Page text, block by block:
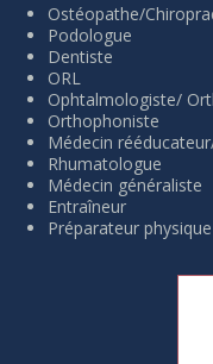
Ostéopathe/
Podologue
Dentiste
ORL
Ophtalmologiste/
Orthophoniste
Médecin
Rhumatologue
Médecin généraliste
Entraîneur
Préparateur physique